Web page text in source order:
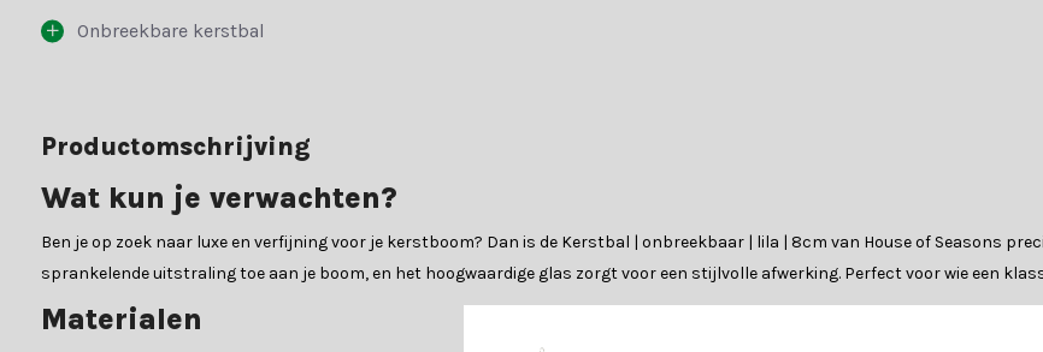
Onbreekbare kerstbal
Productomschrijving
Wat kun je verwachten?
Ben je op zoek naar luxe en verfijning voor je kerstboom? Dan is de Kerstbal | onbreekbaar | lila | 8cm van House of Seasons
sprankelende uitstraling toe aan je boom, en het hoogwaardige glas zorgt voor een stijlvolle afwerking. Perfect voor wie een
Materialen